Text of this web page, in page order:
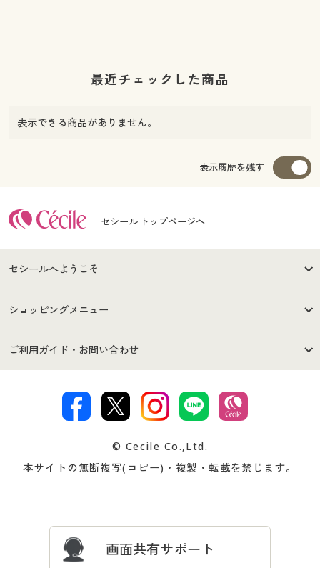
最近チェックした商品
表示できる商品がありません。
表示履歴を残す
セシール トップページへ
セシールへようこそ
はじめての方へ
セシールご利用規約
著作権・商標について 会社案内
ショッピングメニュー
商品カテゴリ
プレゼント＆キャンペーン サイトマップ
ご利用ガイド・お問い合わせ
交換・返品は お支払は
ついて
忘れの場合
© Cecile Co.,Ltd.
本サイトの無断複写(コピー)・複製・転載を禁じます。
画面共有サポート